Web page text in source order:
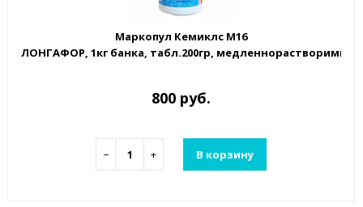
Маркопул Кемиклс М16
ЛОНГАФОР, 1кг банка, табл.200гр,
800 руб.
− + В корзину